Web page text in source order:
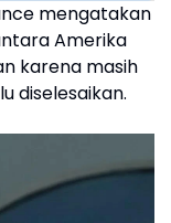
mengatakan
Amerika
karena masih
diselesaikan.